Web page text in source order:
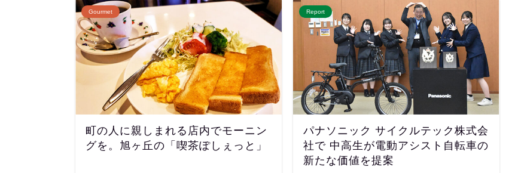
Gourmet
町の人に親しまれる店内でモーニン
グを。旭ヶ丘の「喫茶ぽしぇっと」
Report
パナソニック サイクルテック株式会
社で 中高生が電動アシスト自転車の
新たな価値を提案